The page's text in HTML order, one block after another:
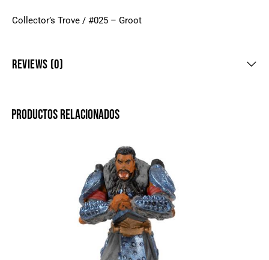
Collector’s Trove / #025 – Groot
REVIEWS (0)
PRODUCTOS RELACIONADOS